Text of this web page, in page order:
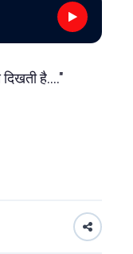
है...."